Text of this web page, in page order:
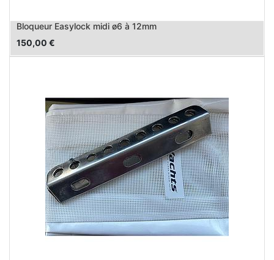
Bloqueur Easylock midi ø6 à 12mm
150,00 €